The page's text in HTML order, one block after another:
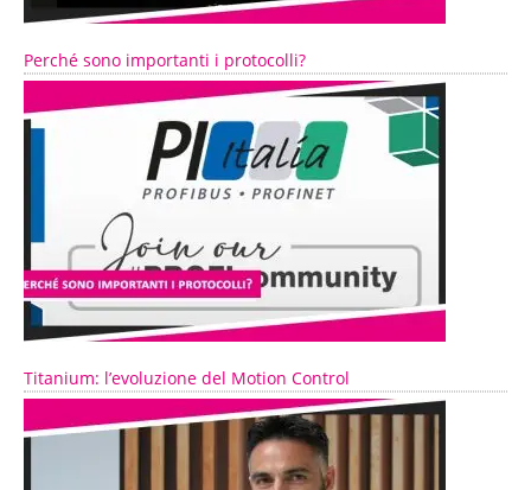
Perché sono importanti i protocolli?
Titanium: l’evoluzione del Motion Control